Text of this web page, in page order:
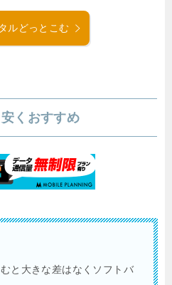
ルどっとこむ
くおすすめ
と大きな差はなくソフトバ